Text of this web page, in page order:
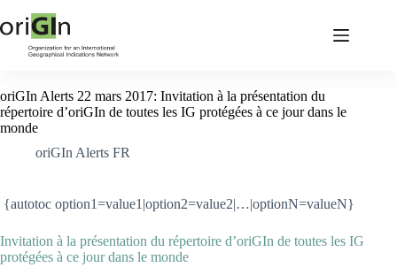
oriGIn Alerts 22 mars 2017: Invitation à la présentation du
répertoire d’oriGIn de toutes les IG protégées à ce jour dans le
monde
oriGIn Alerts FR
{autotoc option1=value1|option2=value2|…|optionN=valueN}
Invitation à la présentation du répertoire d’oriGIn de toutes les IG
protégées à ce jour dans le monde